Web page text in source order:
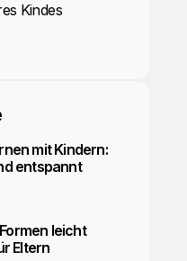
Kindes
mit Kindern:
entspannt
leicht
Eltern